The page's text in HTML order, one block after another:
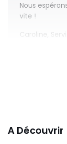
Nous
vite !
Caroline,
A Découvrir